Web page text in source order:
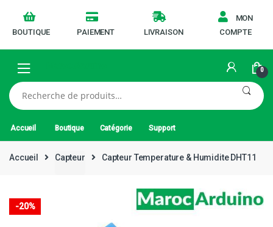
BOUTIQUE PAIEMENT LIVRAISON
MON
COMPTE
0
Recherche
pour :
Accueil Boutique Catégorie Support
Accueil Capteur Capteur Temperature & Humidite DHT11
-20%